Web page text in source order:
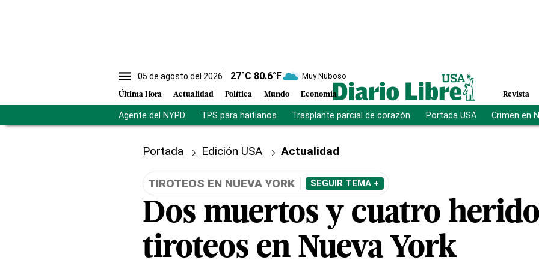
05 de agosto del 2026 27°C 80.6°F Muy Nuboso
Última Hora Actualidad Política Mundo Economía Revista
Agente del NYPD TPS para haitianos Trasplante parcial de corazón Portada USA Crimen en
Portada Edición USA Actualidad
TIROTEOS EN NUEVA YORK SEGUIR TEMA +
Dos muertos y cuatro
tiroteos en Nueva York